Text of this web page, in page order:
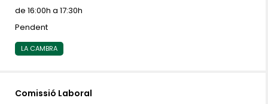
de 16:00h a 17:30h
Pendent
LA CAMBRA
Comissió Laboral